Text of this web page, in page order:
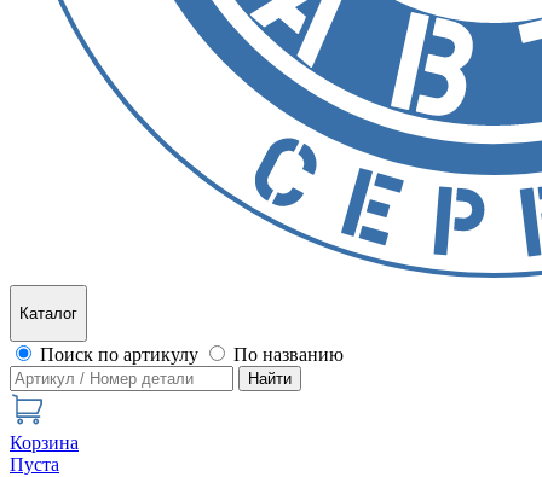
Каталог
Поиск по артикулу По названию
Найти
Корзина
Пуста